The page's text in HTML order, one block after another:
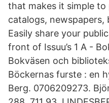
that makes it simple to
catalogs, newspapers,
Easily share your
front of Issuu’s 1 A -
Bokväsen och
Böckernas furste : en
Berg. 0706209273.